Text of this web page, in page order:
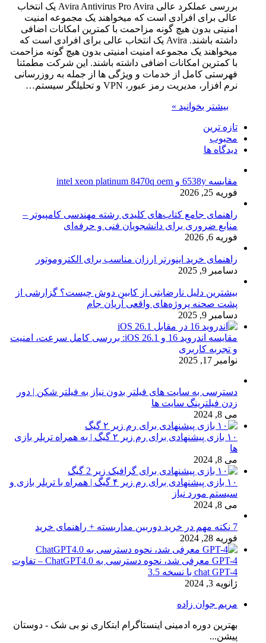
بررسی عملکرد عالی Avira Antivirus Pro Avira یک انتخاب
عالی برای افرادی است که میخواهند یک مجموعه امنیت
امنیتی بدون هیچ گونه مزاحمت با کمترین امکانات اضافی
داشته باشند. Avira یک انتخاب عالی برای افرادی است که
میخواهند یک مجموعه امنیت امنیتی بدون هیچ گونه مزاحمت
با کمترین امکانات اضافی داشته باشند. این شرکت مطمئنا
فهرستی کامل از خدمات و ویژگی ها از جمله به روزرسانی
نرم افزار، مدیریت رمز عبور، VPN و تحلیلگر سیستم…
بیشتر بخوانید »
تازه ترین
محبوب
دیدگاه ها
مقایسه 6538y و intel xeon platinum 8470q oem
فوریه 25, 2026
راهنمای جامع کتاب‌های کلیدی رشته مهندسی کامپیوتر –
منابع ضروری برای دانشجویان فنی و حرفه‌ای
فوریه 6, 2026
راهنمای خرید اینورتر ارزان مناسب برای الکتروموتور
دسامبر 9, 2025
بیشترین دلیل نارضایتی از کابین دوش چیست؟ گزارشی از
پشت صحنه پروژه‌های واقعی آریان جام
دسامبر 9, 2025
مقایسه اندروید 16 و iOS 26.1: بررسی کامل سرعت، امنیت
و تجربه کاربری
نوامبر 17, 2025
دسترسی به سایت های فیلتر بدون نیاز به فیلتر شکن | دور
زدن فیلترینگ سایت ها
می 8, 2024
۱۰ بازی پیشنهادی برای رم زیر ۲ گیگ | به همراه تریلر بازی
ها
می 8, 2024
۱۰ بازی پیشنهادی برای رم زیر ۴ گیگ | همراه با تریلر بازی و
سیستم مورد نیاز
می 8, 2024
7 نکته مهم در خرید دوربین مداربسته + راهنمای خرید
فوریه 28, 2024
GPT-4 معرفی شد، نحوه دسترسی به ChatGPT4.0 – تفاوت
chat GPT-4 با نسخه 3.5
ژانویه 3, 2024
مریم جوان زاده
بهترین دوره ادمینی اینستاگرام ابتکاری نو بی شک - دوستان
پیشن...